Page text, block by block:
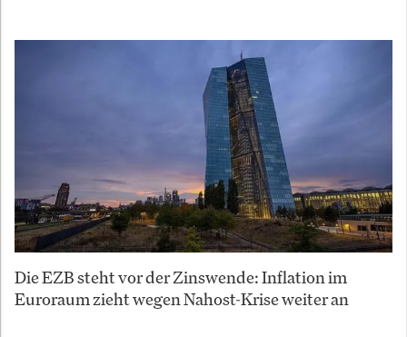
Die EZB steht vor der Zinswende: Inflation im
Euroraum zieht wegen Nahost-Krise weiter an